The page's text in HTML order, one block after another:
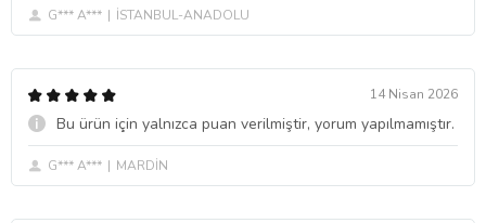
G*** A*** İSTANBUL-ANADOLU
14 Nisan 2026
Bu ürün için yalnızca puan verilmiştir, yorum yapılmamıştır.
G*** A*** MARDİN